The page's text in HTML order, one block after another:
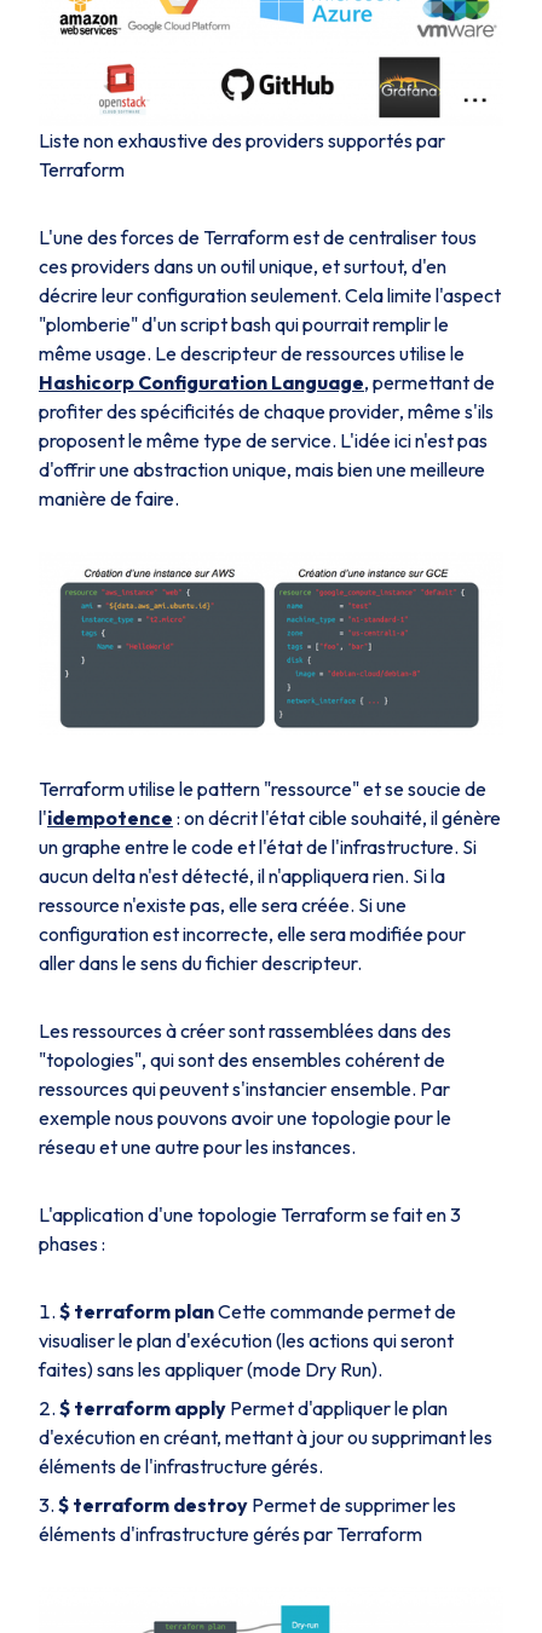
Liste non exhaustive des providers supportés par
Terraform
L'une des forces de Terraform est de centraliser tous
cesprovidersdans un outil unique, et surtout, d'en
décrire leur configuration seulement. Cela limite l'aspect
"plomberie" d'un script bash qui pourrait remplir le
même usage. Le descripteur de ressources utilise le
Hashicorp Configuration Language, permettant de
profiter des spécificités de chaqueprovider, même s'ils
proposent le même type de service. L'idée ici n'est pas
d'offrir une abstraction unique, mais bien unemeilleure
manièrede faire.
Terraform utilise lepattern "ressource" et se soucie de
l'idempotence : on décrit l'état cible souhaité, il génère
un graphe entre le code et l'état de l'infrastructure. Si
aucun delta n'est détecté, il n'appliquera rien. Si la
ressource n'existe pas, elle sera créée. Si une
configuration est incorrecte, elle sera modifiée pour
aller dans le sens du fichier descripteur.
Les ressources à créer sont rassemblées dans des
"topologies", qui sont des ensembles cohérent de
ressources qui peuvent s'instancier ensemble. Par
exemple nous pouvons avoir une topologie pour le
réseau et une autre pour les instances.
L'application d'une topologie Terraform se fait en 3
phases :
$ terraform planCette commande permet de
visualiser le plan d'exécution (les actions qui seront
faites) sans les appliquer (mode Dry Run).
$ terraform apply Permet d'appliquer le plan
d'exécution en créant, mettant à jour ou supprimant les
éléments de l'infrastructure gérés.
$ terraform destroy Permet de supprimer les
éléments d'infrastructure gérés par Terraform